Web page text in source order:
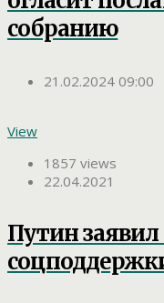
собранию
21.02.2024 09:00
View
1857 views
22.04.2021
Путин